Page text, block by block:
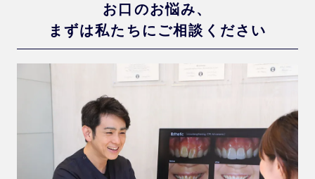
お口のお悩み、
まずは私たちにご相談ください